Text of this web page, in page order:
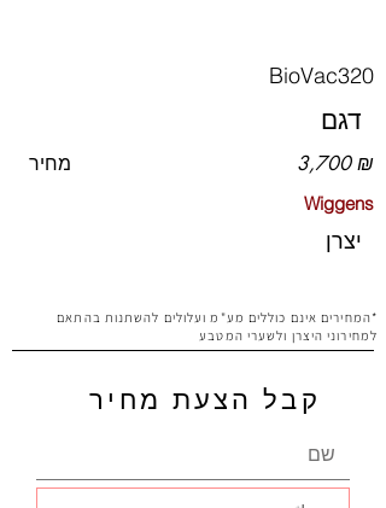
BioVac320
דגם
מחיר 3,700 ₪
Wiggens
יצרן
*המחירים אינם כוללים מע"מ ועלולים להשתנות בהתאם
למחירוני היצרן ולשערי המטבע
קבל הצעת מחיר